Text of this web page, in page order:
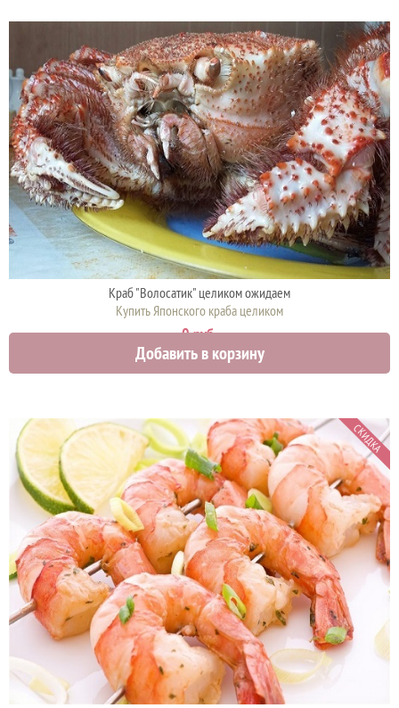
Краб "Волосатик" целиком ожидаем
Купить Японского краба целиком
0 руб.
Добавить в корзину
СКИДКА